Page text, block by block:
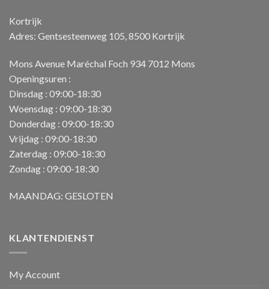
Kortrijk
Adres: Gentsesteenweg 105, 8500 Kortrijk
Mons Avenue Maréchal Foch 934 7012 Mons
Openingsuren :
Dinsdag : 09:00-18:30
Woensdag : 09:00-18:30
Donderdag : 09:00-18:30
Vrijdag : 09:00-18:30
Zaterdag : 09:00-18:30
Zondag : 09:00-18:30
MAANDAG: GESLOTEN
KLANTENDIENST
My Account